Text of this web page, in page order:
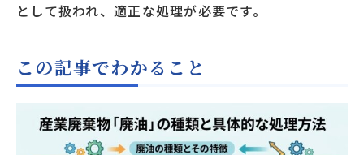
として扱われ、適正な処理が必要です。
この記事でわかること